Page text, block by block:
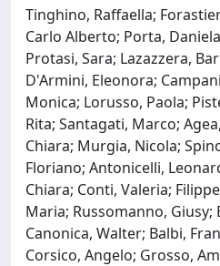
Tinghino, Raffaella;
Carlo Alberto; Porta,
Protasi, Sara; Lazazzera,
D'Armini, Eleonora;
Monica; Lorusso, Paola;
Rita; Santagati, Marco;
Chiara; Murgia, Nicola;
Floriano; Antonicelli,
Chiara; Conti, Valeria;
Maria; Russomanno, Giusy;
Canonica, Walter; Balbi,
Corsico, Angelo; Grosso,